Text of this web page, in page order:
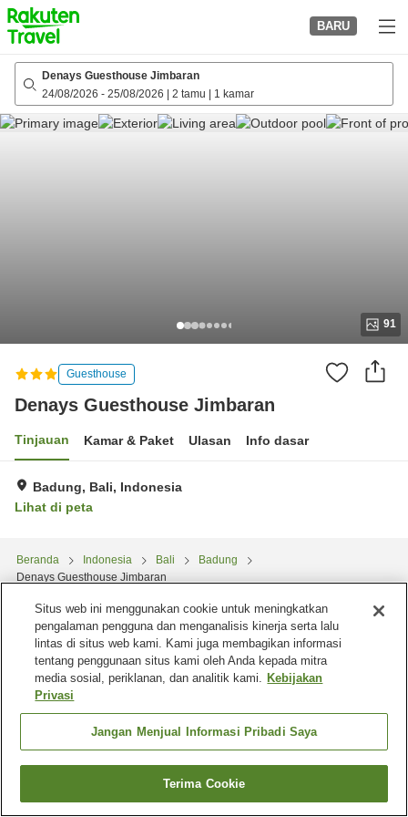
to
top
page
BARU
Denays Guesthouse Jimbaran
24/08/2026 - 25/08/2026 2 tamu 1 kamar
91
Guesthouse
Denays Guesthouse Jimbaran
Tinjauan Kamar & Paket Ulasan Info dasar
Badung, Bali, Indonesia
Lihat di peta
Beranda Indonesia Bali
Badung
Denays Guesthouse Jimbaran
Cari kamar
Situs web ini menggunakan cookie untuk meningkatkan
pengalaman pengguna dan menganalisis kinerja serta lalu
lintas di situs web kami. Kami juga membagikan informasi
tentang penggunaan situs kami oleh Anda kepada mitra
media sosial, periklanan, dan analitik kami. Kebijakan
Privasi
Jangan Menjual Informasi Pribadi Saya
Terima Cookie